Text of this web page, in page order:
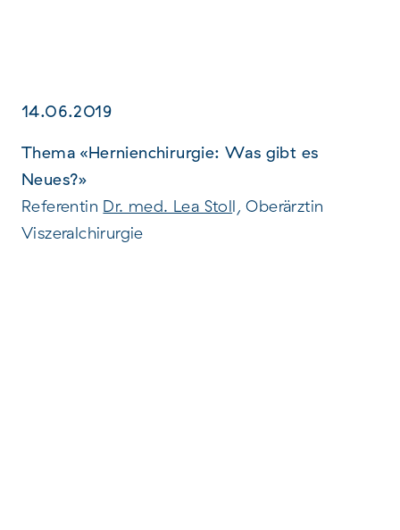
14.06.2019
Thema «Hernienchirurgie: Was gibt es
Neues?»
Referentin Dr. med. Lea Stoll, Oberärztin
Viszeralchirurgie